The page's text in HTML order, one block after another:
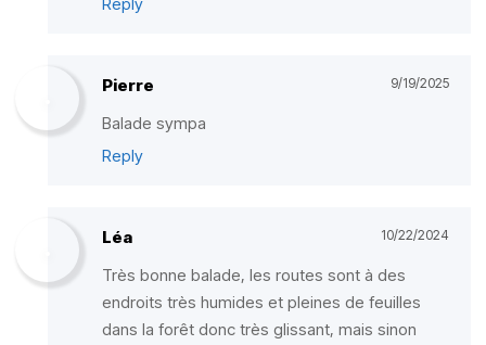
Pierre 9/19/2025
Balade sympa
Reply
Léa 10/22/2024
Très bonne balade, les routes sont à des
endroits très humides et pleines de feuilles
dans la forêt donc très glissant, mais sinon